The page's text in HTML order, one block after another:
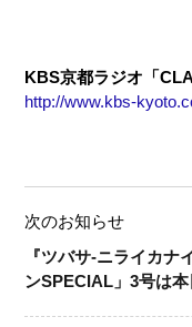
KBS京都ラジオ「
http://www.kbs-
次のお知らせ
『ツバサ-ニライカ
ンSPECIAL」3号は本